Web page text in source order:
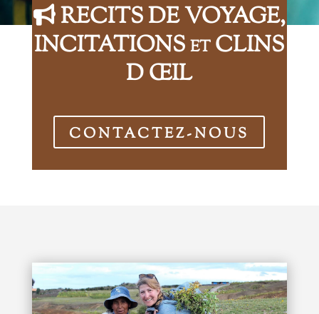
RECITS DE VOYAGE,
INCITATIONS et CLINS
D ŒIL
CONTACTEZ-NOUS